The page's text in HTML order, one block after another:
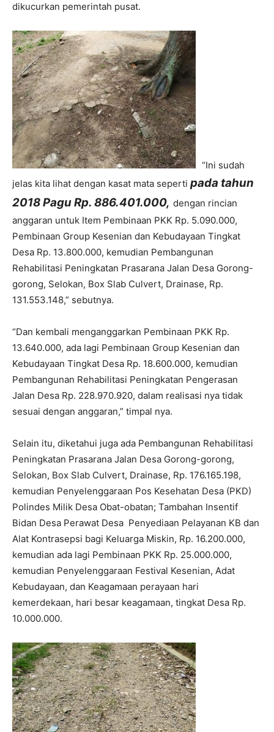
dikucurkan pemerintah pusat.
“Ini sudah
jelas kita lihat dengan kasat mata seperti pada tahun
2018 Pagu Rp. 886.401.000, dengan rincian
anggaran untuk Item Pembinaan PKK Rp. 5.090.000,
Pembinaan Group Kesenian dan Kebudayaan Tingkat
Desa Rp. 13.800.000, kemudian Pembangunan
Rehabilitasi Peningkatan Prasarana Jalan Desa Gorong-
gorong, Selokan, Box Slab Culvert, Drainase, Rp.
131.553.148,” sebutnya.
“Dan kembali menganggarkan Pembinaan PKK Rp.
13.640.000, ada lagi Pembinaan Group Kesenian dan
Kebudayaan Tingkat Desa Rp. 18.600.000, kemudian
Pembangunan Rehabilitasi Peningkatan Pengerasan
Jalan Desa Rp. 228.970.920, dalam realisasi nya tidak
sesuai dengan anggaran,” timpal nya.
Selain itu, diketahui juga ada Pembangunan Rehabilitasi
Peningkatan Prasarana Jalan Desa Gorong-gorong,
Selokan, Box Slab Culvert, Drainase, Rp. 176.165.198,
kemudian Penyelenggaraan Pos Kesehatan Desa (PKD)
Polindes Milik Desa Obat-obatan; Tambahan Insentif
Bidan Desa Perawat Desa Penyediaan Pelayanan KB dan
Alat Kontrasepsi bagi Keluarga Miskin, Rp. 16.200.000,
kemudian ada lagi Pembinaan PKK Rp. 25.000.000,
kemudian Penyelenggaraan Festival Kesenian, Adat
Kebudayaan, dan Keagamaan perayaan hari
kemerdekaan, hari besar keagamaan, tingkat Desa Rp.
10.000.000.